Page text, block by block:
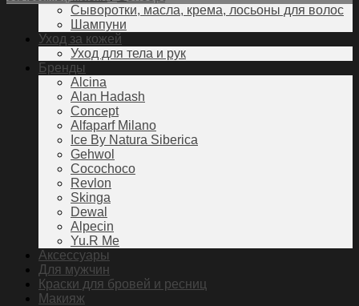
Сыворотки, масла, крема, лосьоны для волос
Шампуни
Уход за кожей
Уход для тела и рук
Бренды
Alcina
Alan Hadash
Concept
Alfaparf Milano
Ice By Natura Siberica
Gehwol
Cocochoco
Revlon
Skinga
Dewal
Alpecin
Yu.R Me
Аксессуары
Для мужчин
Краски для бровей и ресниц
Макияж